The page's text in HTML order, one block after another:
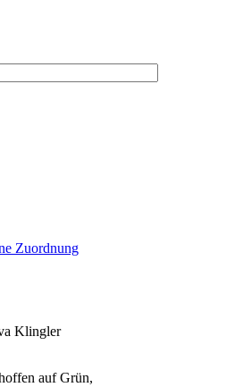
Zuordnung
auf Grün,